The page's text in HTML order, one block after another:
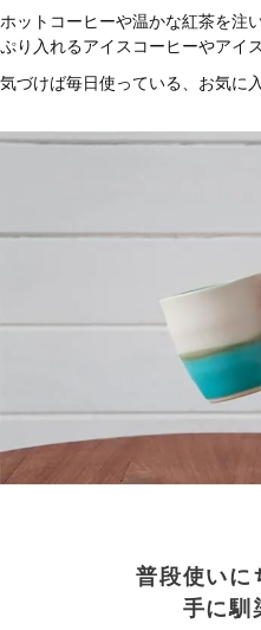
ホットコーヒーや温かな紅茶を注
ぷり入れるアイスコーヒーやアイ
気づけば毎日使っている、お気に
普段使いに
手に馴